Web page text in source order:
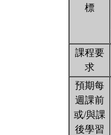
標
課程要
求
預期每
週課前
或/與課
後學習